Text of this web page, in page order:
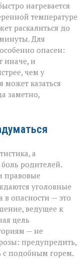
нагревается
температуре
раскалиться до
Для
опасен:
иначе, и
чем у
казаться
заметно,
а
родителей.
правовые
уголовные
в опасности — это
ведущее к
цель
— не
предупредить,
с подобным горем.